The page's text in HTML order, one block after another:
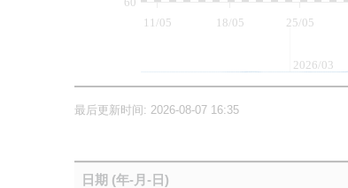
11/05 25/05
18/05
2026/03
最后更新时间: 2026-08-07 16:35
日期 (年-月-日)